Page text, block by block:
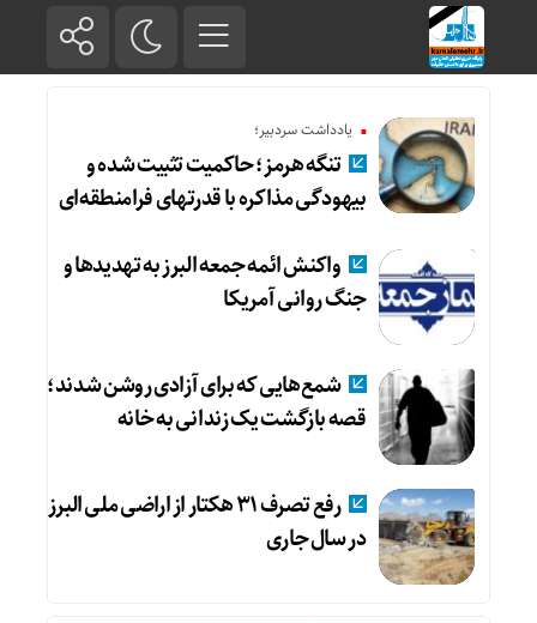
یادداشت سردبیر؛
تنگه هرمز؛ حاکمیت تثبیت شده و
بیهودگی مذاکره با قدرتهای فرامنطقه‌ای
واکنش ائمه جمعه البرز به تهدیدها و
جنگ روانی آمریکا
شمع‌هایی که ‌برای آزادی روشن شدند؛
قصه بازگشت یک زندانی به خانه
رفع تصرف ۳۱ هکتار از اراضی ملی البرز
در سال جاری